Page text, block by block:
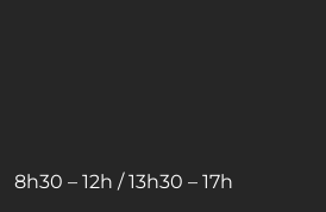
8h30 – 12h / 13h30 – 17h